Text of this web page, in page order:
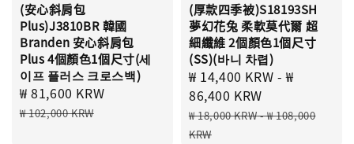
(安心斜肩包
Plus)J3810BR 韓國
Branden 安心斜肩包
Plus 4個顏色1個尺寸(세
이프 플러스 크로스백)
Sale
price
₩ 81,600 KRW
₩ 102,000 KRW
(厚款四季被)S18193SH
夢幻花兔 柔軟莫代爾 超
細纖維 2個顏色1個尺寸
(SS)(바니 차렵)
Sale
price
₩ 14,400 KRW -₩
86,400 KRW
Regular
price
₩ 18,000 KRW-₩ 108,000
KRW